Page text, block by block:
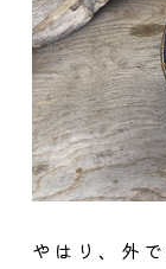
やはり、外